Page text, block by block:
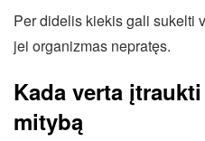
Per didelis kiekis gali sukelti
jei organizmas nepratęs.
Kada verta
mitybą